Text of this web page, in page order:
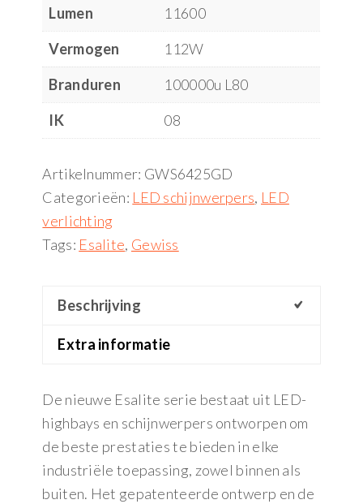
Lumen
11600
Vermogen
112W
Branduren
100000u L80
IK
08
Artikelnummer: GWS6425GD
Categorieën: LED schijnwerpers, LED
verlichting
Tags: Esalite, Gewiss
Beschrijving
Extra informatie
De nieuwe Esalite serie bestaat uit LED-
highbays en schijnwerpers ontworpen om
de beste prestaties te bieden in elke
industriële toepassing, zowel binnen als
buiten. Het gepatenteerde ontwerp en de